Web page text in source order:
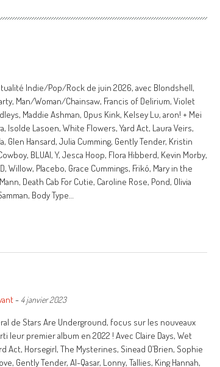
Indie/Pop/Rock de juin 2026, avec Blondshell,
Man/Woman/Chainsaw, Francis of Delirium, Violet
Maddie Ashman, Opus Kink, Kelsey Lu, aron! + Mei
Isolde Lasoen, White Flowers, Yard Act, Laura Veirs,
Glen Hansard, Julia Cumming, Gently Tender, Kristin
BLUAI, Y, Jesca Hoop, Flora Hibberd, Kevin Morby,
Willow, Placebo, Grace Cummings, Frikó, Mary in the
Death Cab For Cutie, Caroline Rose, Pond, Olivia
Body Type…
- 4 janvier 2023
de Stars Are Underground, focus sur les nouveaux
leur premier album en 2022 ! Avec Claire Days, Wet
Act, Horsegirl, The Mysterines, Sinead O’Brien, Sophie
Gently Tender, Al-Qasar, Lonny, Tallies, King Hannah,